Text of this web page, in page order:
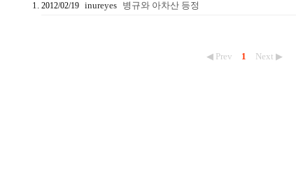
2012/02/19 inureyes 병규와 아차산 등정
◀ Prev 1 Next ▶